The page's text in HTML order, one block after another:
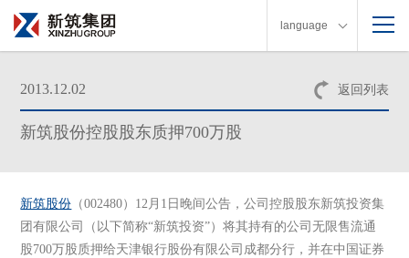
language
返回列表
2013.12.02
新筑股份控股股东质押700万股
新筑股份 （002480）12月1日晚间公告，公司控股股东新筑投资集
团有限公司（以下简称“新筑投资”）将其持有的公司无限售流通
股700万股质押给天津银行股份有限公司成都分行，并在中国证券